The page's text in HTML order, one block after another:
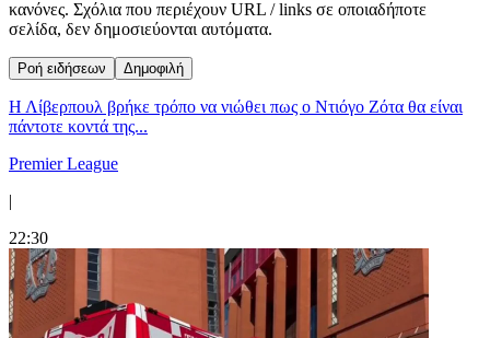
κανόνες. Σχόλια που περιέχουν URL / links σε οποιαδήποτε
σελίδα, δεν δημοσιεύονται αυτόματα.
Ροή ειδήσεων Δημοφιλή
Η Λίβερπουλ βρήκε τρόπο να νιώθει πως ο Ντιόγο Ζότα θα είναι
πάντοτε κοντά της...
Premier League
|
22:30